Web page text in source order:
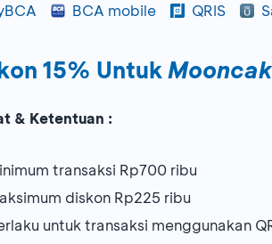
BCA mobile QRIS
15% Untuk
& Ketentuan :
transaksi Rp700 ribu
diskon Rp225 ribu
untuk transaksi menggunakan